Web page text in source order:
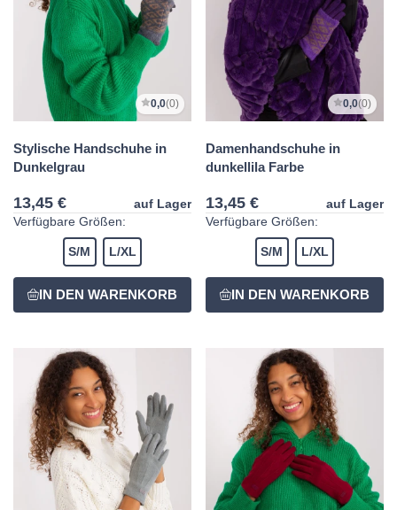
0,0(0)
Stylische Handschuhe in
Dunkelgrau
13,45 €
auf Lager
Verfügbare Größen:
S/M L/XL
0,0(0)
Damenhandschuhe in
dunkellila Farbe
13,45 €
auf Lager
Verfügbare Größen:
S/M L/XL